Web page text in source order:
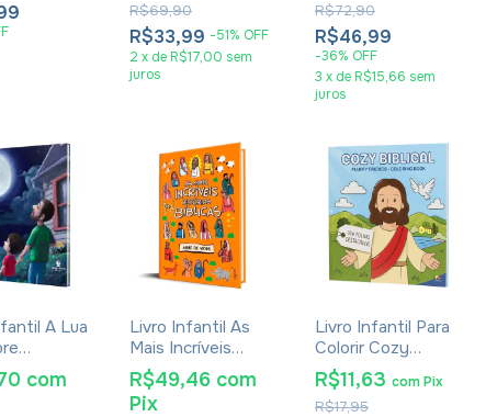
R$33,99 -51% OFF
R$69,90
2 x de R$17,00 sem
juros
R$46,99
-36% OFF
R$72,90
3 x de R$15,66 sem
juros
A Lua
-
Gibson
com
Livro Infantil As
Mais Incríveis
Histórias Bíblicas -
Anne De Vries
R$49,46 com
Pix
Livro Infantil Para
Colorir Cozy
Biblical - Fluffy
Friends
R$17,95
R$11,63 comPix